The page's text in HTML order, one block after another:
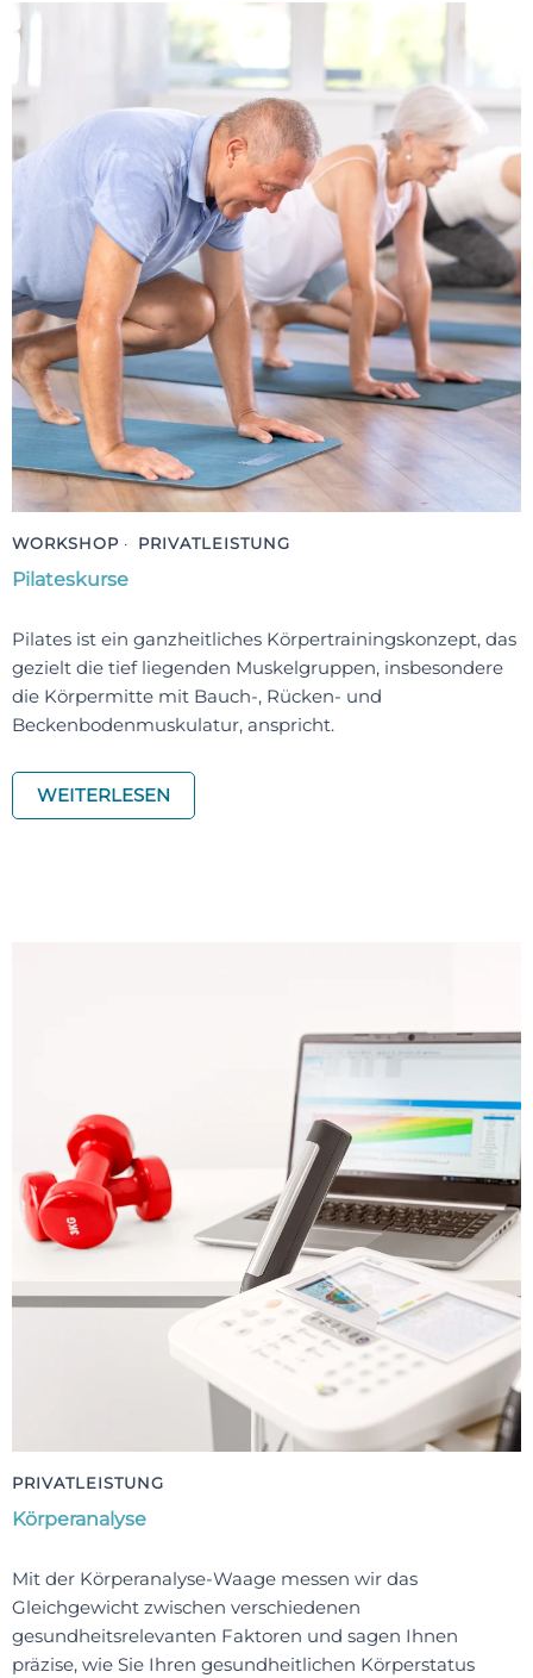
WORKSHOP · PRIVATLEISTUNG
Pilateskurse
Pilates ist ein ganzheitliches Körpertrainingskonzept, das
gezielt die tief liegenden Muskelgruppen, insbesondere
die Körpermitte mit Bauch-, Rücken- und
Beckenbodenmuskulatur, anspricht.
WEITERLESEN
PRIVATLEISTUNG
Körperanalyse
Mit der Körperanalyse-Waage messen wir das
Gleichgewicht zwischen verschiedenen
gesundheitsrelevanten Faktoren und sagen Ihnen
präzise, wie Sie Ihren gesundheitlichen Körperstatus